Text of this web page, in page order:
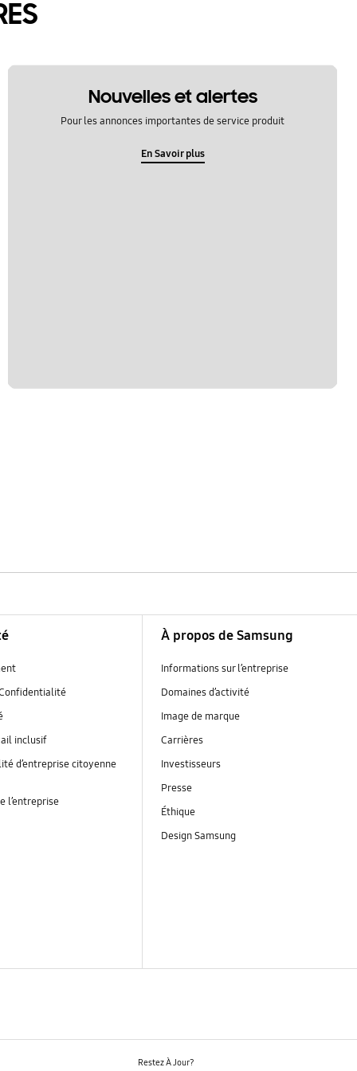
Nouvelles et alertes
Pour les annonces importantes de service produit
En Savoir plus
inclusif
d’entreprise citoyenne
l’entreprise
À propos de Samsung
Informations sur l’entreprise
Domaines d’activité
Image de marque
Carrières
Investisseurs
Presse
Éthique
Design Samsung
Restez À Jour?